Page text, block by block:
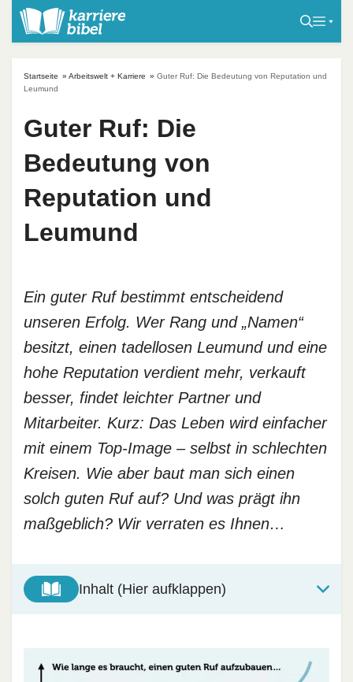
Startseite » Arbeitswelt + Karriere » Guter Ruf: Die Bedeutung von Reputation und
Leumund
Guter Ruf: Die
Bedeutung von
Reputation und
Leumund
Ein guter Ruf bestimmt entscheidend
unseren Erfolg. Wer Rang und „Namen“
besitzt, einen tadellosen Leumund und eine
hohe Reputation verdient mehr, verkauft
besser, findet leichter Partner und
Mitarbeiter. Kurz: Das Leben wird einfacher
mit einem Top-Image – selbst in schlechten
Kreisen. Wie aber baut man sich einen
solch guten Ruf auf? Und was prägt ihn
maßgeblich? Wir verraten es Ihnen…
Inhalt (Hier aufklappen)